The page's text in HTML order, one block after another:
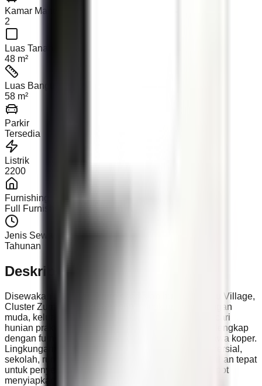
Kamar Mandi
2
Luas Tanah
48 m²
Luas Bangunan
58 m²
Parkir
Tersedia
Listrik
2200
Furnishing
Full Furnished
Jenis Sewa
Tahunan
Deskripsi
Disewakan rumah fully furnished siap huni di Malibu Village,
Cluster Zuma, Gading Serpong, cocok untuk pasangan
muda, keluarga kecil, maupun ekspatriat yang mencari
hunian praktis di lokasi strategis. Rumah ini sudah lengkap
dengan furnitur utama sehingga penyewa cukup bawa koper.
Lingkungannya aman dan nyaman, dekat area komersial,
sekolah, rumah sakit, dan perbatasan BSD City. Pilihan tepat
untuk penyewa yang ingin tinggal nyaman tanpa repot
menyiapkan isi rumah.